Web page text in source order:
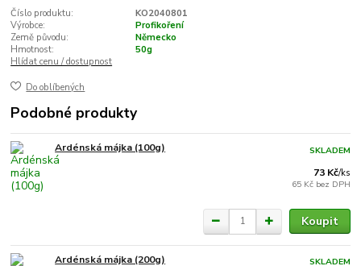
Číslo produktu:
KO2040801
Výrobce:
Profikoření
Země původu:
Německo
Hmotnost:
50g
Hlídat cenu / dostupnost
Do oblíbených
Podobné produkty
Ardénská májka (100g)
73 Kč/ks
65 Kč bez DPH
SKLADEM
Koupit
Ardénská májka (200g)
SKLADEM